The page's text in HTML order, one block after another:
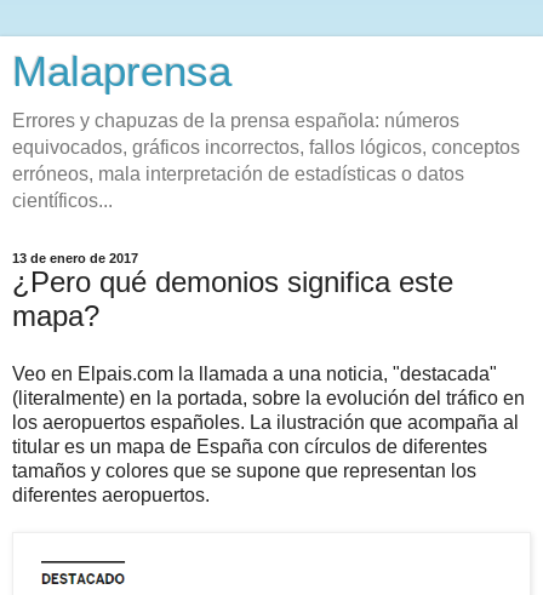
Malaprensa
Errores y chapuzas de la prensa española: números
equivocados, gráficos incorrectos, fallos lógicos, conceptos
erróneos, mala interpretación de estadísticas o datos
científicos...
13 de enero de 2017
¿Pero qué demonios significa este
mapa?
Veo en Elpais.com la llamada a una noticia, "destacada"
(literalmente) en la portada, sobre la evolución del tráfico en
los aeropuertos españoles. La ilustración que acompaña al
titular es un mapa de España con círculos de diferentes
tamaños y colores que se supone que representan los
diferentes aeropuertos.